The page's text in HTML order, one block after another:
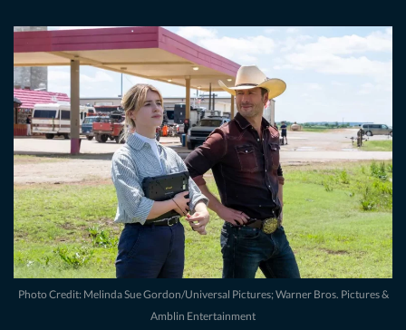
Photo Credit: Melinda Sue Gordon/Universal Pictures; Warner Bros. Pictures &
Amblin Entertainment